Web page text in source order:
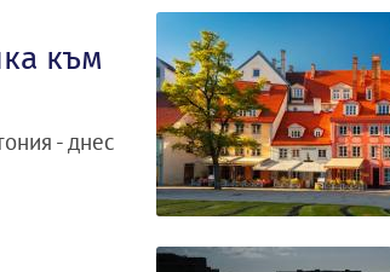
към
- днес